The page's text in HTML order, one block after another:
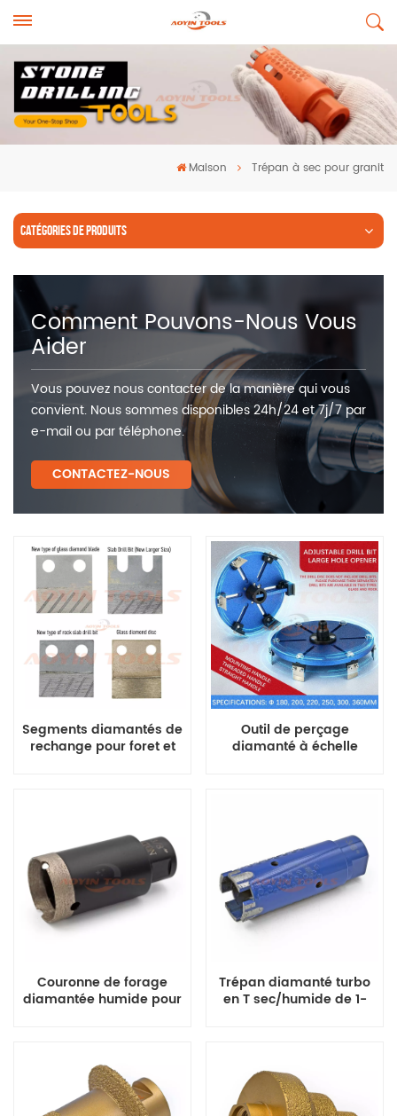
Maison Trépan à sec pour granit
CATÉGORIES DE PRODUITS
Comment Pouvons-Nous Vous
Aider
Vous pouvez nous contacter de la manière qui vous
convient. Nous sommes disponibles 24h/24 et 7j/7 par
e-mail ou par téléphone.
CONTACTEZ-NOUS
Segments diamantés de
rechange pour foret et
Outil de perçage
diamanté à échelle
Couronne de forage
diamantée humide pour
Trépan diamanté turbo
en T sec/humide de 1-